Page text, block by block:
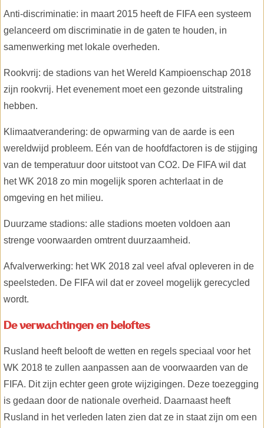
Anti-discriminatie: in maart 2015 heeft de FIFA een systeem
gelanceerd om discriminatie in de gaten te houden, in
samenwerking met lokale overheden.
Rookvrij: de stadions van het Wereld Kampioenschap 2018
zijn rookvrij. Het evenement moet een gezonde uitstraling
hebben.
Klimaatverandering: de opwarming van de aarde is een
wereldwijd probleem. Eén van de hoofdfactoren is de stijging
van de temperatuur door uitstoot van CO2. De FIFA wil dat
het WK 2018 zo min mogelijk sporen achterlaat in de
omgeving en het milieu.
Duurzame stadions: alle stadions moeten voldoen aan
strenge voorwaarden omtrent duurzaamheid.
Afvalverwerking: het WK 2018 zal veel afval opleveren in de
speelsteden. De FIFA wil dat er zoveel mogelijk gerecycled
wordt.
De verwachtingen en beloftes
Rusland heeft belooft de wetten en regels speciaal voor het
WK 2018 te zullen aanpassen aan de voorwaarden van de
FIFA. Dit zijn echter geen grote wijzigingen. Deze toezegging
is gedaan door de nationale overheid. Daarnaast heeft
Rusland in het verleden laten zien dat ze in staat zijn om een